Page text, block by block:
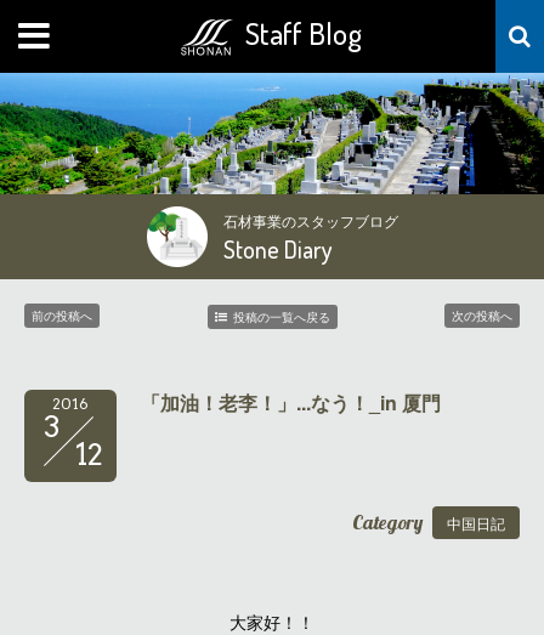
Staff Blog
MENU
石材事業のスタッフブログ
Stone Diary
前の投稿へ 投稿の一覧へ戻る 次の投稿へ
2016
3
12
「加油！老李！」...なう！_in 厦門
Category 中国日記
大家好！！